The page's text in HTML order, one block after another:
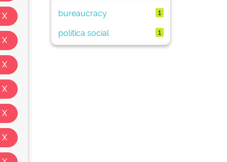
bureaucracy
1
política social 1